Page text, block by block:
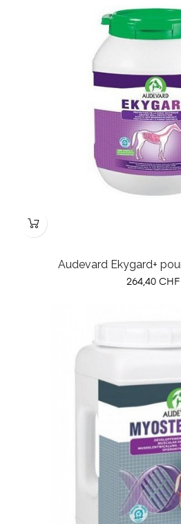
Audevard Ekygard+
Prix
264,40 CHF